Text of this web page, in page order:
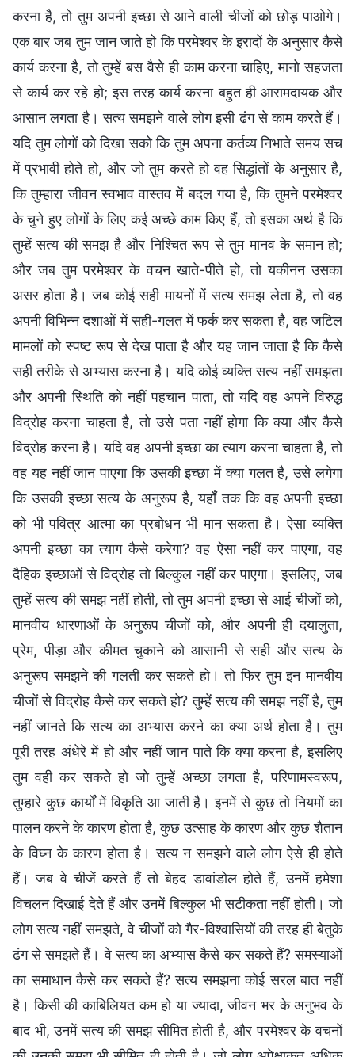
करना है, तो तुम अपनी इच्छा से आने वाली चीजों को छोड़ पाओगे।
एक बार जब तुम जान जाते हो कि परमेश्वर के इरादों के अनुसार कैसे
कार्य करना है, तो तुम्हें बस वैसे ही काम करना चाहिए, मानो सहजता
से कार्य कर रहे हो; इस तरह कार्य करना बहुत ही आरामदायक और
आसान लगता है। सत्य समझने वाले लोग इसी ढंग से काम करते हैं।
यदि तुम लोगों को दिखा सको कि तुम अपना कर्तव्य निभाते समय सच
में प्रभावी होते हो, और जो तुम करते हो वह सिद्धांतों के अनुसार है,
कि तुम्हारा जीवन स्वभाव वास्तव में बदल गया है, कि तुमने परमेश्वर
के चुने हुए लोगों के लिए कई अच्छे काम किए हैं, तो इसका अर्थ है कि
तुम्हें सत्य की समझ है और निश्चित रूप से तुम मानव के समान हो;
और जब तुम परमेश्वर के वचन खाते-पीते हो, तो यकीनन उसका
असर होता है। जब कोई सही मायनों में सत्य समझ लेता है, तो वह
अपनी विभिन्न दशाओं में सही-गलत में फर्क कर सकता है, वह जटिल
मामलों को स्पष्ट रूप से देख पाता है और यह जान जाता है कि कैसे
सही तरीके से अभ्यास करना है। यदि कोई व्यक्ति सत्य नहीं समझता
और अपनी स्थिति को नहीं पहचान पाता, तो यदि वह अपने विरुद्ध
विद्रोह करना चाहता है, तो उसे पता नहीं होगा कि क्या और कैसे
विद्रोह करना है। यदि वह अपनी इच्छा का त्याग करना चाहता है, तो
वह यह नहीं जान पाएगा कि उसकी इच्छा में क्या गलत है, उसे लगेगा
कि उसकी इच्छा सत्य के अनुरूप है, यहाँ तक कि वह अपनी इच्छा
को भी पवित्र आत्मा का प्रबोधन भी मान सकता है। ऐसा व्यक्ति
अपनी इच्छा का त्याग कैसे करेगा? वह ऐसा नहीं कर पाएगा, वह
दैहिक इच्छाओं से विद्रोह तो बिल्कुल नहीं कर पाएगा। इसलिए, जब
तुम्हें सत्य की समझ नहीं होती, तो तुम अपनी इच्छा से आई चीजों को,
मानवीय धारणाओं के अनुरूप चीजों को, और अपनी ही दयालुता,
प्रेम, पीड़ा और कीमत चुकाने को आसानी से सही और सत्य के
अनुरूप समझने की गलती कर सकते हो। तो फिर तुम इन मानवीय
चीजों से विद्रोह कैसे कर सकते हो? तुम्हें सत्य की समझ नहीं है, तुम
नहीं जानते कि सत्य का अभ्यास करने का क्या अर्थ होता है। तुम
पूरी तरह अंधेरे में हो और नहीं जान पाते कि क्या करना है, इसलिए
तुम वही कर सकते हो जो तुम्हें अच्छा लगता है, परिणामस्वरूप,
तुम्हारे कुछ कार्यों में विकृति आ जाती है। इनमें से कुछ तो नियमों का
पालन करने के कारण होता है, कुछ उत्साह के कारण और कुछ शैतान
के विघ्न के कारण होता है। सत्य न समझने वाले लोग ऐसे ही होते
हैं। जब वे चीजें करते हैं तो बेहद डावांडोल होते हैं, उनमें हमेशा
विचलन दिखाई देते हैं और उनमें बिल्कुल भी सटीकता नहीं होती। जो
लोग सत्य नहीं समझते, वे चीजों को गैर-विश्वासियों की तरह ही बेतुके
ढंग से समझते हैं। वे सत्य का अभ्यास कैसे कर सकते हैं? समस्याओं
का समाधान कैसे कर सकते हैं? सत्य समझना कोई सरल बात नहीं
है। किसी की काबिलियत कम हो या ज्यादा, जीवन भर के अनुभव के
बाद भी, उनमें सत्य की समझ सीमित होती है, और परमेश्वर के वचनों